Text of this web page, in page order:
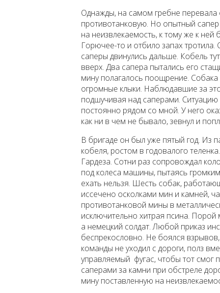
Однажды, на самом гребне перевала
противотанковую. Но опытный
на неизвлекаемость, к тому же к
Горючее-то и отбило запах
саперы двинулись дальше. Кобель
вверх. Два сапера пытались его
мину полагалось поощрение. Собака
огромные клыки. Наблюдавшие за
подшучивая над саперами.
постоянно рядом со мной. У него
как ни в чем не бывало, зевнул и
В бригаде он был уже пятый год. Из
кобеля, ростом в годовалого
Гардеза. Сотни раз сопровождал
под колеса машины, пытаясь
ехать нельзя. Шесть собак,
иссечено осколками мин и камней,
противотанковой мины в
исключительно хитрая псина. Порой
а немецкий солдат. Любой приказ
беспрекословно. Не боялся
команды не уходил с дороги, полз
управляемый фугас, чтобы тот смог
саперами за камни при обстреле
мину поставленную на